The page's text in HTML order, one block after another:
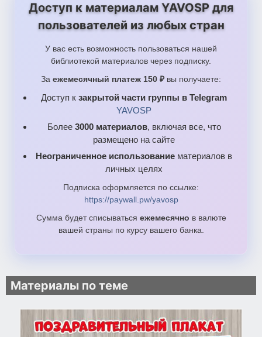
Доступ к материалам YAVOSP для
пользователей из любых стран
У вас есть возможность пользоваться нашей
библиотекой материалов через подписку.
За ежемесячный платеж 150 ₽ вы получаете:
Доступ к закрытой части группы в Telegram
YAVOSP
Более 3000 материалов, включая все, что
размещено на сайте
Неограниченное использование материалов в
личных целях
Подписка оформляется по ссылке:
https://paywall.pw/yavosp
Сумма будет списываться ежемесячно в валюте
вашей страны по курсу вашего банка.
Материалы по теме